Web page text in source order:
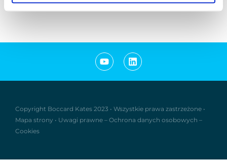
Copyright Boccard Kates 2023 • Wszystkie prawa zastrzeżone •
Mapa strony • Uwagi prawne – Ochrona danych osobowych –
Cookies